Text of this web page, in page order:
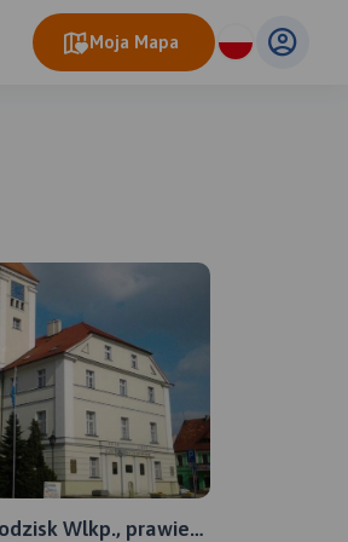
Moja Mapa
Wlkp., prawie